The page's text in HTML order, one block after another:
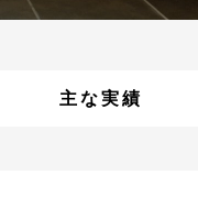
主な実績